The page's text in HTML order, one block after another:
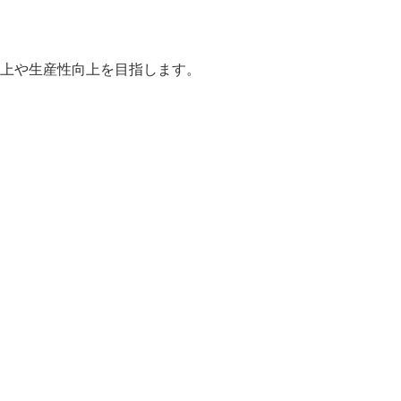
生産性向上を目指します。